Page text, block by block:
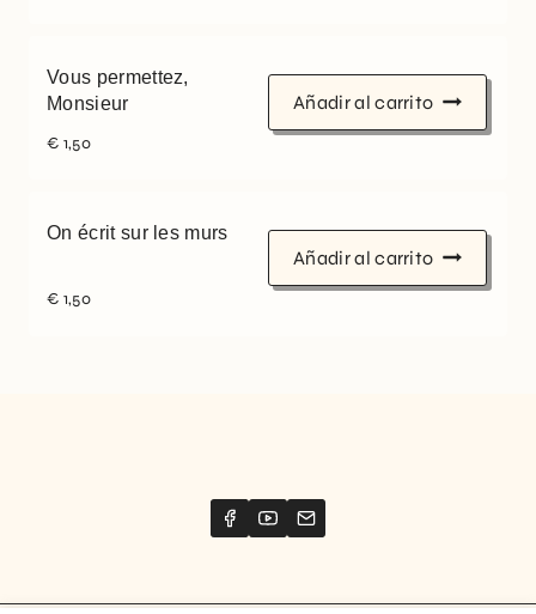
Vous permettez,
Monsieur
€ 1,50
Añadir al carrito
On écrit sur les murs
€ 1,50
Añadir al carrito